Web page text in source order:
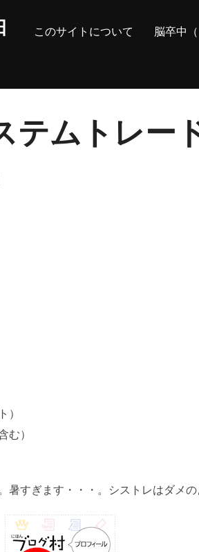
このサイトについて 脳卒中
ムトレー
）
む）
暑すぎます・・・。シストレはダメ